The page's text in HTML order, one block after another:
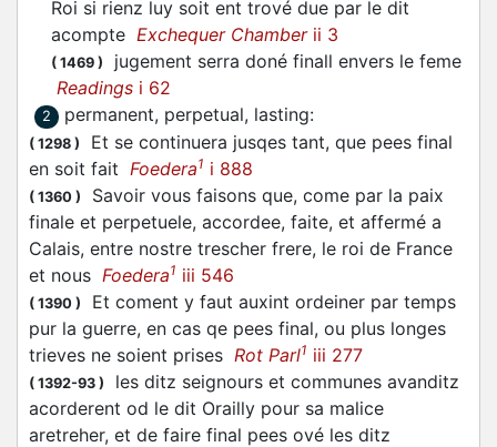
Roi si rienz luy soit ent trové due par le dit
acompte Exchequer Chamberii 3
( 1469 )
jugement serra doné finall envers le feme
Readings i 62
2 permanent, perpetual, lasting:
( 1298 )
Et se continuera jusqes tant, que pees final
en soit fait Foedera1 i 888
( 1360 )
Savoir vous faisons que, come par la paix
finale et perpetuele, accordee, faite, et affermé a
Calais, entre nostre trescher frere, le roi de France
et nous Foedera1 iii 546
( 1390 )
Et coment y faut auxint ordeiner par temps
pur la guerre, en cas qe pees final, ou plus longes
trieves ne soient prises Rot Parl1 iii 277
( 1392-93 )
les ditz seignours et communes avanditz
acorderent od le dit Orailly pour sa malice
aretreher, et de faire final pees ové les ditz